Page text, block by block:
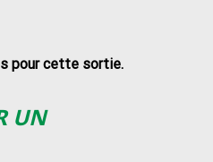
pour cette sortie.
UN